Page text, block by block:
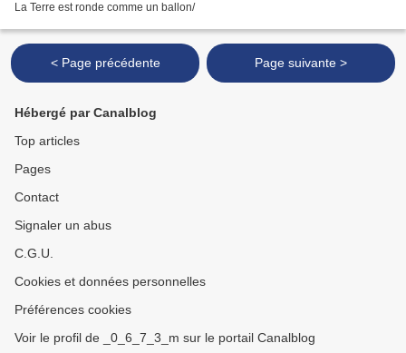
La Terre est ronde comme un ballon/
< Page précédente Page suivante >
Hébergé par Canalblog
Top articles
Pages
Contact
Signaler un abus
C.G.U.
Cookies et données personnelles
Préférences cookies
Voir le profil de _0_6_7_3_m sur le portail Canalblog